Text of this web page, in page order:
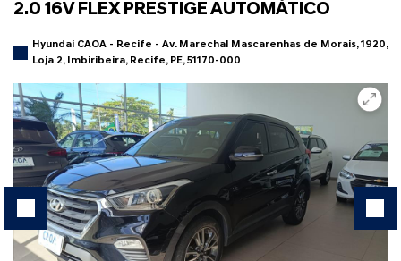
2.0 16V FLEX PRESTIGE AUTOMÁTICO
Hyundai CAOA - Recife - Av. Marechal Mascarenhas de Morais, 1920,
Loja 2, Imbiribeira, Recife, PE, 51170-000